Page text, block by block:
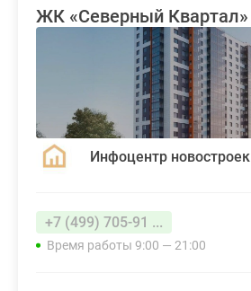
ЖК «Северный Квартал»
Инфоцентр новостроек
+7 (499) 705-91 ...
Время работы 9:00 — 21:00